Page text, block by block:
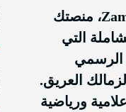
مرحباً بك في Zamalek TV، منصتك
التي
العريق.
ورياضية